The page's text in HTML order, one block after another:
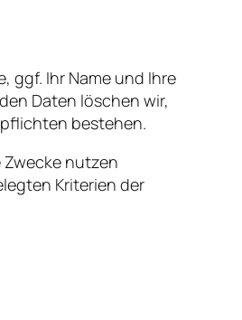
ggf. Ihr Name und Ihre
Daten löschen wir,
bestehen.
nutzen
Kriterien der